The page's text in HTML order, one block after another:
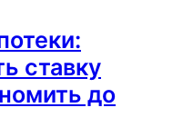
ставку
до